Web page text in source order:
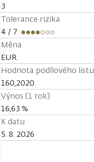
3
Tolerance rizika
4 / 7
Měna
EUR
Hodnota podílového listu
160,2020
Výnos (1 rok)
16,63 %
K datu
5. 8. 2026